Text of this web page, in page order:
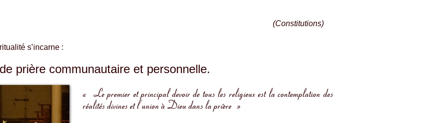
(Constitutions)
s’incarne :
prière communautaire et personnelle.
« Le premier et principal devoir de tous les religieux est la contemplation des
réalités divines et l’union à Dieu dans la prière »